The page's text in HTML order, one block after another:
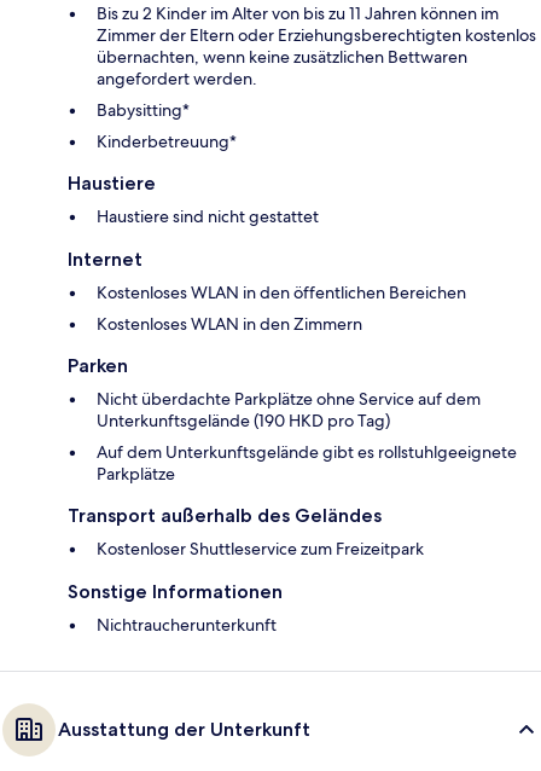
Bis zu 2 Kinder im Alter von bis zu 11 Jahren können im
Zimmer der Eltern oder Erziehungsberechtigten kostenlos
übernachten, wenn keine zusätzlichen Bettwaren
angefordert werden.
Babysitting*
Kinderbetreuung*
Haustiere
Haustiere sind nicht gestattet
Internet
Kostenloses WLAN in den öffentlichen Bereichen
Kostenloses WLAN in den Zimmern
Parken
Nicht überdachte Parkplätze ohne Service auf dem
Unterkunftsgelände (190 HKD pro Tag)
Auf dem Unterkunftsgelände gibt es rollstuhlgeeignete
Parkplätze
Transport außerhalb des Geländes
Kostenloser Shuttleservice zum Freizeitpark
Sonstige Informationen
Nichtraucherunterkunft
Ausstattung der Unterkunft